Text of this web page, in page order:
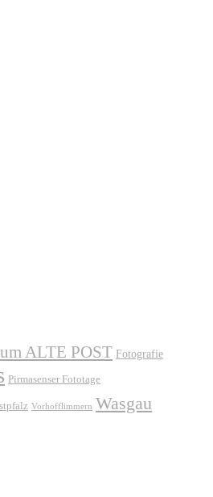
ALTE POST Fotografie
Pirmasenser Fototage
Vorhofflimmern Wasgau